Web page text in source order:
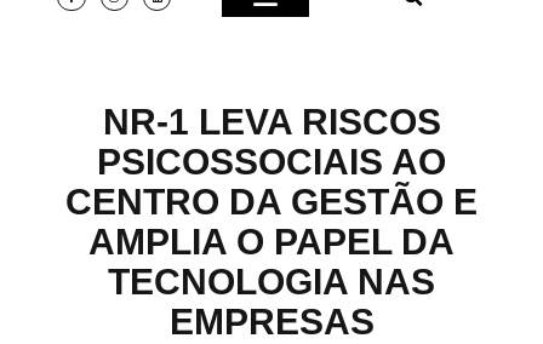
NR-1 LEVA RISCOS
PSICOSSOCIAIS AO
CENTRO DA GESTÃO E
AMPLIA O PAPEL DA
TECNOLOGIA NAS
EMPRESAS